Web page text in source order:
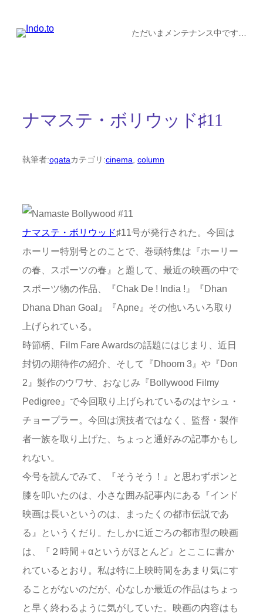
ただいまメンテナンス中です…
ナマステ・ボリウッド♯11
執筆者:ogataカテゴリ:cinema, column
ナマステ・ボリウッド♯11号が発行された。今回は
ホーリー特別号とのことで、巻頭特集は『ホーリー
の春、スポーツの春』と題して、最近の映画の中で
スポーツ物の作品、『Chak De ! India !』『Dhan
Dhana Dhan Goal』『Apne』その他いろいろ取り
上げられている。
時節柄、Film Fare Awardsの話題にはじまり、近日
封切の期待作の紹介、そして『Dhoom 3』や『Don
2』製作のウワサ、おなじみ『Bollywood Filmy
Pedigree』で今回取り上げられているのはヤシュ・
チョープラー。今回は演技者ではなく、監督・製作
者一族を取り上げた、ちょっと通好みの記事かもし
れない。
今号を読んでみて、『そうそう！』と思わずポンと
膝を叩いたのは、小さな囲み記事内にある『インド
映画は長いというのは、まったくの都市伝説であ
る』というくだり。たしかに近ごろの都市型の映画
は、『２時間＋αというがほとんど』とここに書か
れているとおり。私は特に上映時間をあまり気にす
ることがないのだが、心なしか最近の作品はちょっ
と早く終わるように気がしていた。映画の内容はも